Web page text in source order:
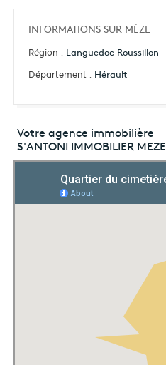
INFORMATIONS SUR MÈZE
Région : Languedoc Roussillon
Département : Hérault
Votre agence immobilière
S'ANTONI IMMOBILIER MEZE